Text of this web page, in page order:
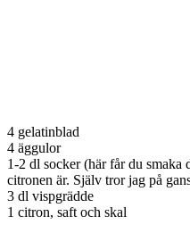
4 gelatinblad
4 äggulor
1-2 dl socker (här får du smaka
citronen är. Själv tror jag på
3 dl vispgrädde
1 citron, saft och skal